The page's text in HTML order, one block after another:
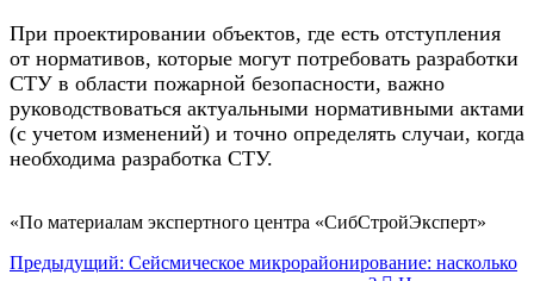
При проектировании объектов, где есть отступления
от нормативов, которые могут потребовать разработки
СТУ в области пожарной безопасности, важно
руководствоваться актуальными нормативными актами
(с учетом изменений) и точно определять случаи, когда
необходима разработка СТУ.
«По материалам экспертного центра «СибСтройЭксперт»
Предыдущий: Сейсмическое микрорайонирование: насколько